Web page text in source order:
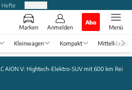
Hefte
Marken Anmelden
Abo
Menü
Kleinwagen Kompakt Mittelklasse
AION V: Hightech-Elektro-SUV mit 600 km